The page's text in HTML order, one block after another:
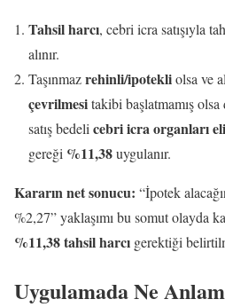
Tahsil harcı, cebri icra satışıyla
alınır.
Taşınmazrehinli/ipotekliolsa ve
çevrilmesitakibi başlatmamış olsa
satış bedeli cebri icra organları
gereği %11,38uygulanır.
Kararın net sonucu: “İpotek
%2,27” yaklaşımı bu somut olayda
%11,38 tahsil harcı gerektiği
Uygulamada Ne